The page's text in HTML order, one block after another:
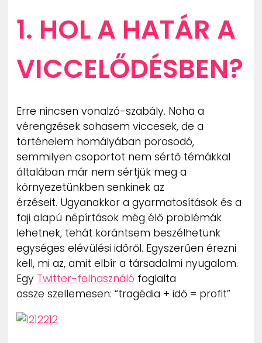
1. HOL A HATÁR A
VICCELŐDÉSBEN?
Erre nincsen vonalzó-szabály. Noha a
vérengzések sohasem viccesek, de a
történelem homályában porosodó,
semmilyen csoportot nem sértő témákkal
általában már nem sértjük meg a
környezetünkben senkinek az
érzéseit. Ugyanakkor a gyarmatosítások és a
faji alapú népírtások még élő problémák
lehetnek, tehát korántsem beszélhetünk
egységes elévülési időről. Egyszerűen érezni
kell, mi az, amit elbír a társadalmi nyugalom.
Egy Twitter-felhasználó foglalta
össze szellemesen: “tragédia + idő = profit”